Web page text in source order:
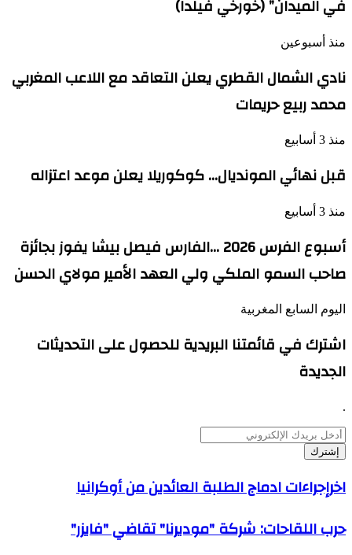
في الميدان” (خورخي فيلدا)
منذ أسبوعين
نادي الشمال القطري يعلن التعاقد مع اللاعب المغربي
محمد ربيع حريمات
منذ 3 أسابيع
قبل نهائي المونديال… كوكوريلا يعلن موعد اعتزاله
منذ 3 أسابيع
أسبوع الفرس 2026 …الفارس فيصل بيشا يفوز بجائزة
صاحب السمو الملكي ولي العهد الأمير مولاي الحسن
اليوم السابع المغربية
اشترك في قائمتنا البريدية للحصول على التحديثات
الجديدة
.
أدخل
بريدك
الإلكتروني
اخرإجراءات
ادماج
العائدين
من
اخرإجراءات ادماج الطلبة العائدين من أوكرانيا
اللقاحات:
حرب اللقاحات: شركة "موديرنا" تقاضي "فايزر"